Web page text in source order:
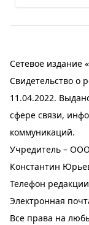
Сетевое издание
Свидетельство о
11.04.2022.
сфере связи,
коммуникаций.
Учредитель –
Константин
Телефон
Электронная
Все права на